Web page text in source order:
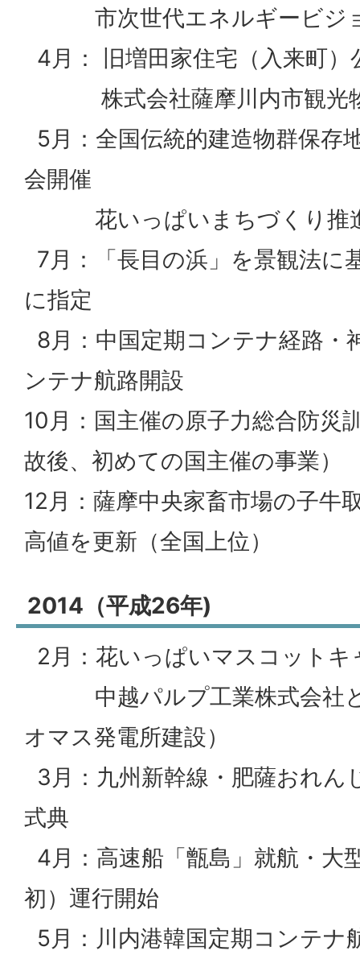
市次世代エネルギービジョ
4月： 旧増田家住宅（入来町）
株式会社薩摩川内市観光
5月：全国伝統的建造物群保存
会開催
花いっぱいまちづくり推進
7月：「長目の浜」を景観法に
に指定
8月：中国定期コンテナ経路・
ンテナ航路開設
10月：国主催の原子力総合防災
故後、初めての国主催の事業）
12月：薩摩中央家畜市場の子牛
高値を更新（全国上位）
2014（平成26年)
2月：花いっぱいマスコットキ
中越パルプ工業株式会社と
オマス発電所建設）
3月：九州新幹線・肥薩おれん
式典
4月：高速船「甑島」就航・大
初）運行開始
5月：川内港韓国定期コンテナ